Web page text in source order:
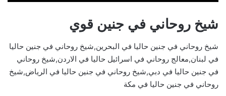
شيخ روحاني في جنين قوي
شيخ روحاني في جنين حاليا في البحرين,شيخ روحاني في جنين حاليا
في لبنان,معالج روحاني في اسرائيل حاليا في الاردن,شيخ روحاني
في جنين حاليا في دبي,شيخ روحاني في جنين حاليا في الرياض,شيخ
روحاني في جنين حاليا في مكة